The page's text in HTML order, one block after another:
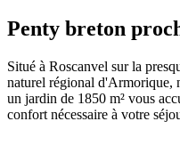
Penty breton
Situé à Roscanvel sur la
naturel régional d'Armorique,
un jardin de 1850 m² vous
confort nécessaire à votre